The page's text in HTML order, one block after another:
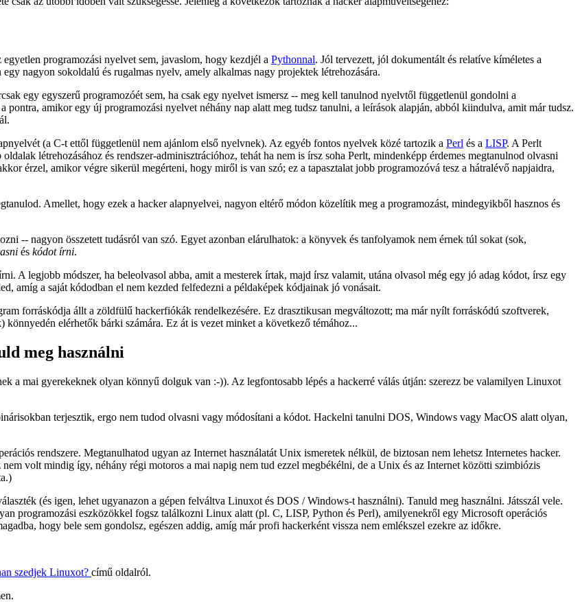
programozási nyelvet sem, javaslom, hogy kezdjél a Pythonnal. Jól tervezett, jól dokumentált és relatíve kíméletes a
nagyon sokoldalú és rugalmas nyelv, amely alkalmas nagy projektek létrehozására.
egy egyszerű programozóét sem, ha csak egy nyelvet ismersz -- meg kell tanulnod nyelvtől függetlenül gondolni a
pontra, amikor egy új programozási nyelvet néhány nap alatt meg tudsz tanulni, a leírások alapján, abból kiindulva, amit már tudsz.
(a C-t ettől függetlenül nem ajánlom első nyelvnek). Az egyéb fontos nyelvek közé tartozik a Perl és a LISP. A Perlt
létrehozásához és rendszer-adminisztrációhoz, tehát ha nem is írsz soha Perlt, mindenképp érdemes megtanulnod olvasni
érzel, amikor végre sikerül megérteni, hogy miről is van szó; ez a tapasztalat jobb programozóvá tesz a hátralévő napjaidra,
Amellet, hogy ezek a hacker alapnyelvei, nagyon eltérő módon közelítik meg a programozást, mindegyikből hasznos és
-- nagyon összetett tudásról van szó. Egyet azonban elárulhatok: a könyvek és tanfolyamok nem érnek túl sokat (sok,
és kódot írni.
A legjobb módszer, ha beleolvasol abba, amit a mesterek írtak, majd írsz valamit, utána olvasol még egy jó adag kódot, írsz egy
amíg a saját kódodban el nem kezded felfedezni a példaképek kódjainak jó vonásait.
forráskódja állt a zöldfülű hackerfiókák rendelkezésére. Ez drasztikusan megváltozott; ma már nyílt forráskódú szoftverek,
elérhetők bárki számára. Ez át is vezet minket a következő témához...
meg használni
a mai gyerekeknek olyan könnyű dolguk van :-)). Az legfontosabb lépés a hackerré válás útján: szerezz be valamilyen Linuxot
terjesztik, ergo nem tudod olvasni vagy módosítani a kódot. Hackelni tanulni DOS, Windows vagy MacOS alatt olyan,
rendszere. Megtanulhatod ugyan az Internet használatát Unix ismeretek nélkül, de biztosan nem lehetsz Internetes hacker.
volt mindig így, néhány régi motoros a mai napig nem tud ezzel megbékélni, de a Unix és az Internet közötti szimbiózis
(és igen, lehet ugyanazon a gépen felváltva Linuxot és DOS / Windows-t használni). Tanuld meg használni. Játsszál vele.
programozási eszközökkel fogsz találkozni Linux alatt (pl. C, LISP, Python és Perl), amilyenekről egy Microsoft operációs
hogy bele sem gondolsz, egészen addig, amíg már profi hackerként vissza nem emlékszel ezekre az időkre.
szedjek Linuxot? című oldalról.